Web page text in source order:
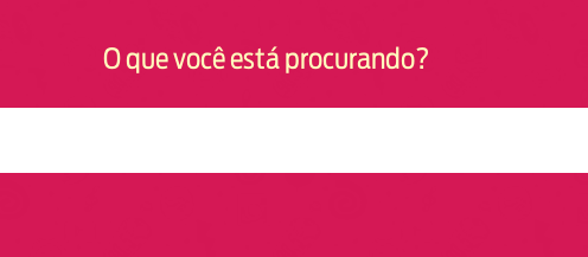
O que você está procurando?